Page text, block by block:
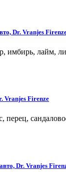
Dr. Vranjes
имбирь, лайм,
Vranjes Firenze
перец,
Dr. Vranjes